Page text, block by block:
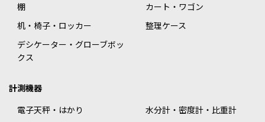
棚
カート・ワゴン
机・椅子・ロッカー
整理ケース
デシケーター・グローブボッ
クス
計測機器
電子天秤・はかり
水分計・密度計・比重計